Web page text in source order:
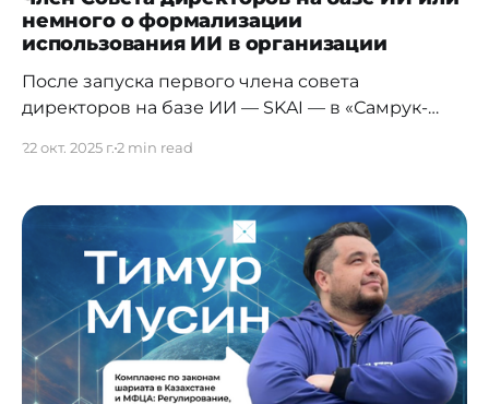
немного о формализации
использования ИИ в организации
После запуска первого члена совета
директоров на базе ИИ — SKAI — в «Самрук-
обществах и прямо предусмотреть, что членом
совета директоров может быть не только
человек, но и искусственный интеллект (ИИ).
На самом деле вопрос не сводится
22 окт. 2025 г.2 min read